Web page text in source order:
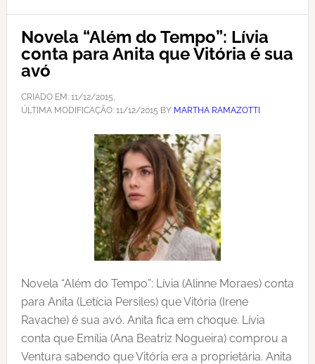
Novela “Além do Tempo”: Lívia
conta para Anita que Vitória é sua
avó
CRIADO EM: 11/12/2015,
ÚLTIMA MODIFICAÇÃO: 11/12/2015 BY MARTHA RAMAZOTTI
Novela “Além do Tempo”: Lívia (Alinne Moraes) conta
para Anita (Letícia Persiles) que Vitória (Irene
Ravache) é sua avó. Anita fica em choque. Lívia
conta que Emília (Ana Beatriz Nogueira) comprou a
Ventura sabendo que Vitória era a proprietária. Anita